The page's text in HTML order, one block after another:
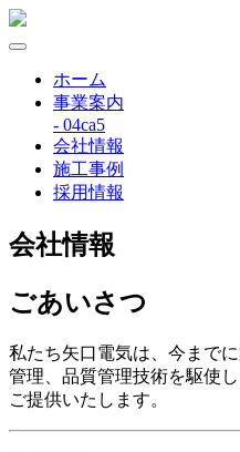
ホーム
事業案内
- 04ca5
会社情報
施工事例
採用情報
会社情報
ごあいさつ
私たち矢口電気は、今まで
管理、品質管理技術を駆使
ご提供いたします。